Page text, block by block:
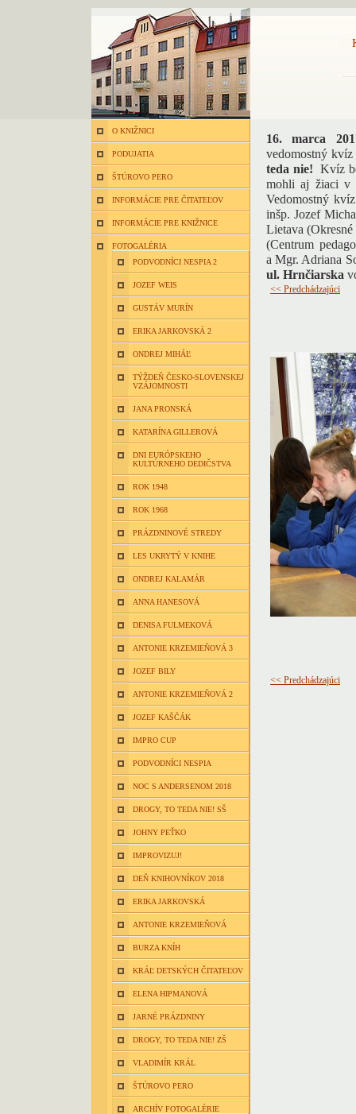
O KNIŽNICI
PODUJATIA
ŠTÚROVO PERO
INFORMÁCIE PRE ČITATEĽOV
INFORMÁCIE PRE KNIŽNICE
FOTOGALÉRIA
PODVODNÍCI NESPIA 2
JOZEF WEIS
GUSTÁV MURÍN
ERIKA JARKOVSKÁ 2
ONDREJ MIHÁĽ
TÝŽDEŇ ČESKO-SLOVENSKEJ
VZÁJOMNOSTI
JANA PRONSKÁ
KATARÍNA GILLEROVÁ
DNI EURÓPSKEHO
KULTÚRNEHO DEDIČSTVA
ROK 1948
ROK 1968
PRÁZDNINOVÉ STREDY
LES UKRYTÝ V KNIHE
ONDREJ KALAMÁR
ANNA HANESOVÁ
DENISA FULMEKOVÁ
ANTONIE KRZEMIEŇOVÁ 3
JOZEF BILY
ANTONIE KRZEMIEŇOVÁ 2
JOZEF KAŠČÁK
IMPRO CUP
PODVODNÍCI NESPIA
NOC S ANDERSENOM 2018
DROGY, TO TEDA NIE! SŠ
JOHNY PEŤKO
IMPROVIZUJ!
DEŇ KNIHOVNÍKOV 2018
ERIKA JARKOVSKÁ
ANTONIE KRZEMIEŇOVÁ
BURZA KNÍH
KRÁĽ DETSKÝCH ČITATEĽOV
ELENA HIPMANOVÁ
JARNÉ PRÁZDNINY
DROGY, TO TEDA NIE! ZŠ
VLADIMÍR KRÁL
ŠTÚROVO PERO
ARCHÍV FOTOGALÉRIE
16. marca
vedomostný
teda nie! Kvíz
mohli aj žiaci v
Vedomostný
inšp. Jozef
Lietava
(Centrum
a Mgr. Adriana
ul. Hrnčiarska
<< Predchádzajúci
<< Predchádzajúci